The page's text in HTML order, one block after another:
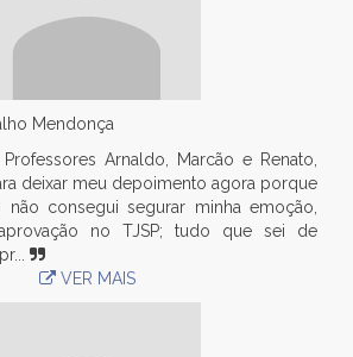
Mendonça
Arnaldo, Marcão e Renato,
deixar meu depoimento agora porque
não consegui segurar minha emoção,
no TJSP; tudo que sei de
VER MAIS